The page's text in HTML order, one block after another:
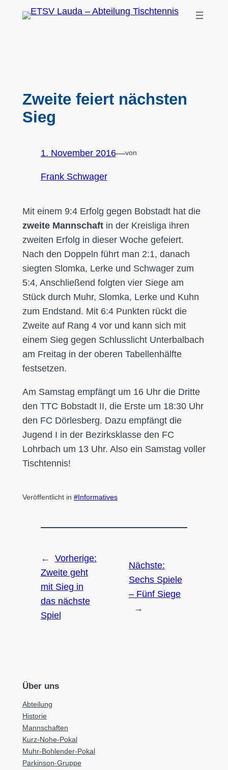
Zweite feiert nächsten
Sieg
1. November 2016—von
Frank Schwager
Mit einem 9:4 Erfolg gegen Bobstadt hat die
zweite Mannschaftin der Kreisliga ihren
zweiten Erfolg in dieser Woche gefeiert.
Nach den Doppeln führt man 2:1, danach
siegten Slomka, Lerke und Schwager zum
5:4, Anschließend folgten vier Siege am
Stück durch Muhr, Slomka, Lerke und Kuhn
zum Endstand. Mit 6:4 Punkten rückt die
Zweite auf Rang 4 vor und kann sich mit
einem Sieg gegen Schlusslicht Unterbalbach
am Freitag in der oberen Tabellenhälfte
festsetzen.
Am Samstag empfängt um 16 Uhr die Dritte
den TTC Bobstadt II, die Erste um 18:30 Uhr
den FC Dörlesberg. Dazu empfängt die
Jugend I in der Bezirksklasse den FC
Lohrbach um 13 Uhr. Also ein Samstag voller
Tischtennis!
Veröffentlicht in Informatives
←
Vorherige:
Zweite geht
mit Sieg in
das nächste
Spiel
Nächste:
Sechs Spiele
– Fünf Siege
→
Über uns
Abteilung
Historie
Mannschaften
Kurz-Nohe-Pokal
Muhr-Bohlender-Pokal
Parkinson-Gruppe